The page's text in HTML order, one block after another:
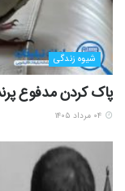
شیوه زندگی
پاک کردن مدفوع